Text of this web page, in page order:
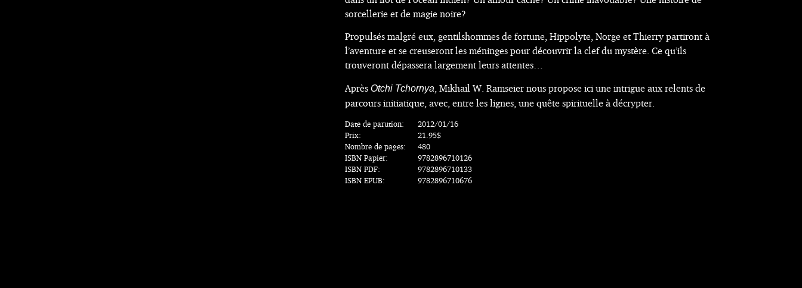
sorcellerie et de magie noire?
Propulsés malgré eux, gentilshommes de fortune, Hippolyte, Norge et Thierry partiront à
l’aventure et se creuseront les méninges pour découvrir la clef du mystère. Ce qu’ils
trouveront dépassera largement leurs attentes…
Après Otchi Tchornya , Mikhaïl W. Ramseier nous propose ici une intrigue aux relents de
parcours initiatique, avec, entre les lignes, une quête spirituelle à décrypter.
Date de parution:
Prix:
Nombre de pages:
ISBN Papier:
ISBN PDF:
ISBN EPUB:
2012/01/16
21.95$
480
9782896710126
9782896710133
9782896710676